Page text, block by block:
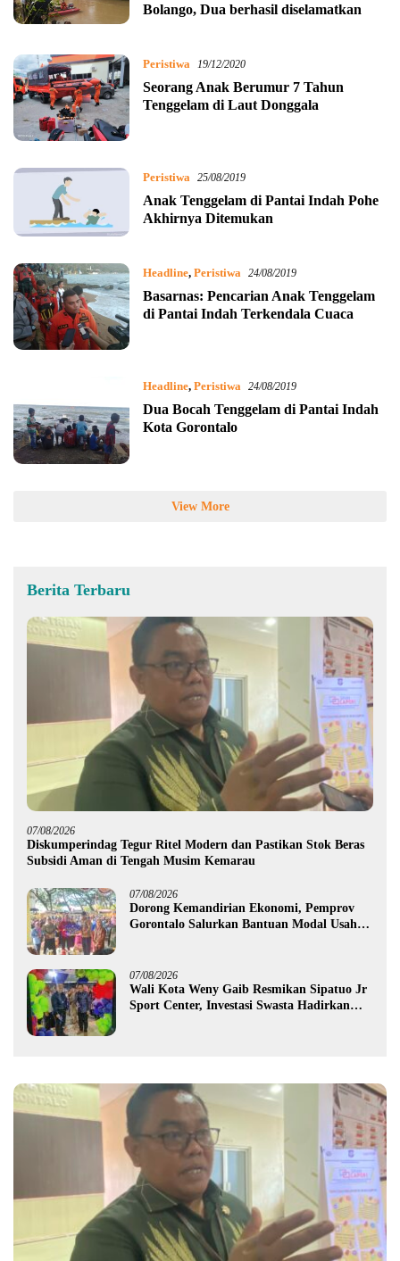
Bolango, Dua berhasil diselamatkan
Peristiwa 19/12/2020
Seorang Anak Berumur 7 Tahun
Tenggelam di Laut Donggala
Peristiwa 25/08/2019
Anak Tenggelam di Pantai Indah Pohe
Akhirnya Ditemukan
Headline, Peristiwa 24/08/2019
Basarnas: Pencarian Anak Tenggelam
di Pantai Indah Terkendala Cuaca
Headline, Peristiwa 24/08/2019
Dua Bocah Tenggelam di Pantai Indah
Kota Gorontalo
View More
Berita Terbaru
07/08/2026
Diskumperindag Tegur Ritel Modern dan Pastikan Stok Beras
Subsidi Aman di Tengah Musim Kemarau
07/08/2026
Dorong Kemandirian Ekonomi, Pemprov
Gorontalo Salurkan Bantuan Modal Usaha
07/08/2026
Wali Kota Weny Gaib Resmikan Sipatuo Jr
Sport Center, Investasi Swasta Hadirkan